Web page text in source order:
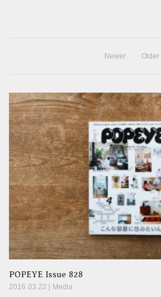
Older
Newer
POPEYE Issue 828
2016.03.22 | Media